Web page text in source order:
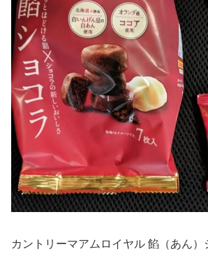
カントリーマアムロイヤル 餡（あん